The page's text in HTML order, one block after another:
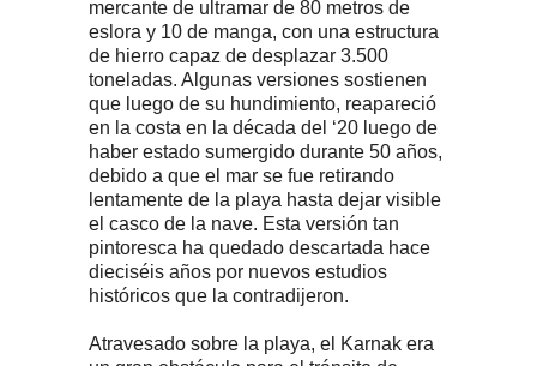
mercante de ultramar de 80 metros de
eslora y 10 de manga, con una estructura
de hierro capaz de desplazar 3.500
toneladas. Algunas versiones sostienen
que luego de su hundimiento, reapareció
en la costa en la década del ‘20 luego de
haber estado sumergido durante 50 años,
debido a que el mar se fue retirando
lentamente de la playa hasta dejar visible
el casco de la nave. Esta versión tan
pintoresca ha quedado descartada hace
dieciséis años por nuevos estudios
históricos que la contradijeron.
Atravesado sobre la playa, el Karnak era